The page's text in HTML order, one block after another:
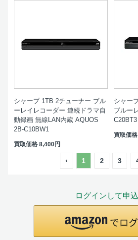
シャープ 1TB 2チューナー ブル
ーレイレコーダー 連続ドラマ自
動録画 無線LAN内蔵 AQUOS
2B-C10BW1
買取価格 8,400円
シャー
ブルー
買取価
‹ 1 2 3
ログインして申